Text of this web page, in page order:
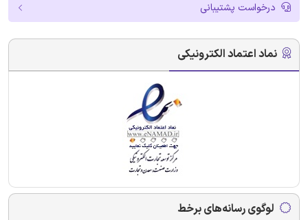
درخواست پشتیبانی
نماد اعتماد الکترونیکی
لوگوی رسانه‌های برخط